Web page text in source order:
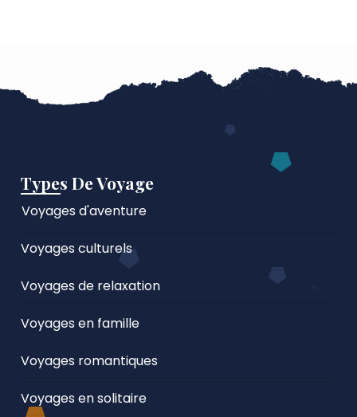
Types De Voyage
Voyages d'aventure
Voyages culturels
Voyages de relaxation
Voyages en famille
Voyages romantiques
Voyages en solitaire